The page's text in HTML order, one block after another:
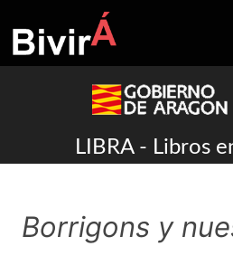
to
content
LIBRA - Libros
Borrigons y